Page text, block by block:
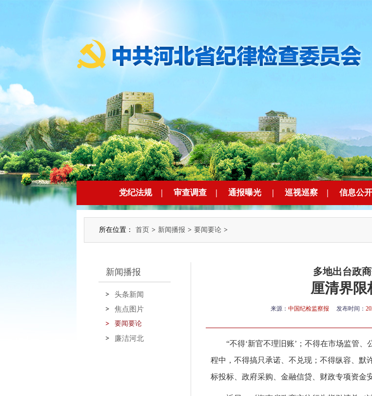
党纪法规 | 审查调查 | 通报曝光 | 巡视巡察 | 信息公开
所在位置： 首页 > 新闻播报 > 要闻要论 >
新闻播报
头条新闻
焦点图片
要闻要论
廉洁河北
多地出台政
厘清界限
来源： 中国纪检监察报 发布时间：
“不得‘新官不理旧账’；不得在市场监管
程中，不得搞只承诺、不兑现；不得纵容、默
标投标、政府采购、金融信贷、财政专项资